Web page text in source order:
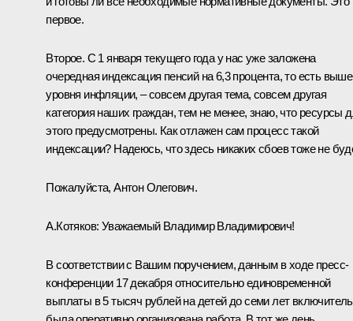
первое.
Второе. С 1 января текущего года у нас уже заложена
очередная индексация пенсий на 6,3 процента, то есть выше
уровня инфляции, – совсем другая тема, совсем другая
категория наших граждан, тем не менее, знаю, что ресурсы
этого предусмотрены. Как отлажен сам процесс такой
индексации? Надеюсь, что здесь никаких сбоев тоже не
Пожалуйста, Антон Олегович.
А.Котяков: Уважаемый Владимир Владимирович!
В соответствии с Вашим поручением, данным в ходе пресс-
конференции 17 декабря относительно единовременной
выплаты в 5 тысяч рублей на детей до семи лет